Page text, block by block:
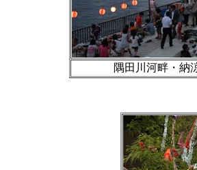
隅田川河畔・納